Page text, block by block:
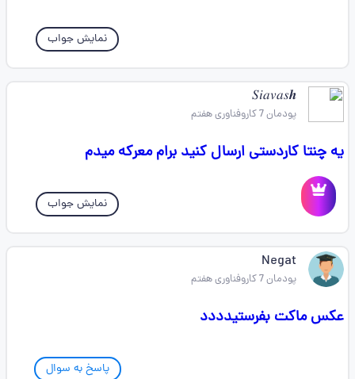
نمایش جواب
𝑆𝑖𝑎𝑣𝑎𝑠𝒉
پودمان 7 کاروفناوری هفتم
یه چنتا کاردستی ارسال کنید برام معرکه میدم
نمایش جواب
Negat
پودمان 7 کاروفناوری هفتم
عکس ماکت بفرستیدددد
پاسخ به سوال